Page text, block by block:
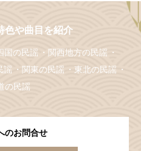
色や曲目を紹介
国の民謡
関西地方の民謡
謡 関東の民謡
東北の民謡
の民謡
のお問合せ